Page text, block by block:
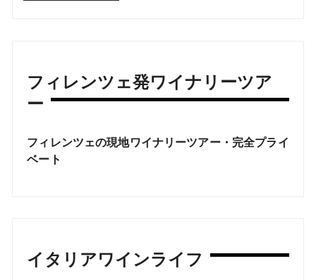
フィレンツェ発ワイナリーツア
ー
フィレンツェの現地ワイナリーツアー・完全プライ
ベート
イタリアワインライフ